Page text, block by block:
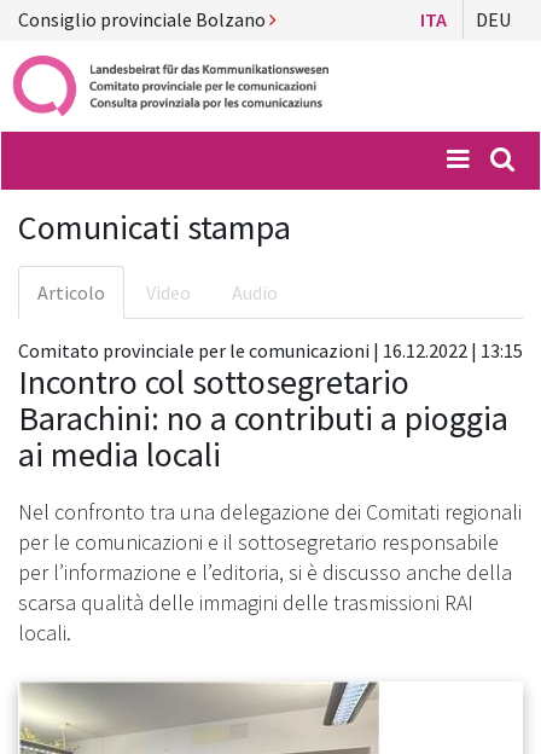
Consiglio provinciale Bolzano ITA DEU
Menü
Comunicati stampa
Articolo Video Audio
Comitato provinciale per le comunicazioni | 16.12.2022 | 13:15
Incontro col sottosegretario
Barachini: no a contributi a pioggia
ai media locali
Nel confronto tra una delegazione dei Comitati regionali
per le comunicazioni e il sottosegretario responsabile
per l’informazione e l’editoria, si è discusso anche della
scarsa qualità delle immagini delle trasmissioni RAI
locali.